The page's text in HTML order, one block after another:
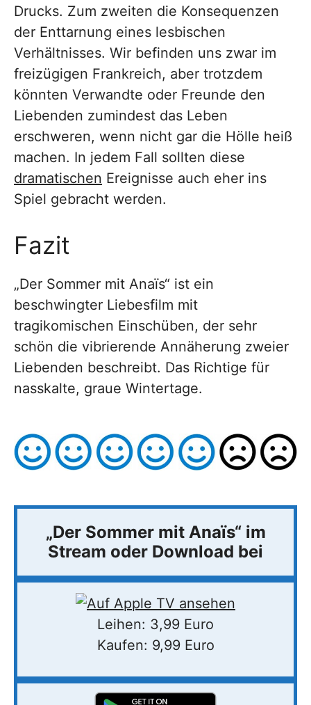
Drucks. Zum zweiten die Konsequenzen
der Enttarnung eines lesbischen
Verhältnisses. Wir befinden uns zwar im
freizügigen Frankreich, aber trotzdem
könnten Verwandte oder Freunde den
Liebenden zumindest das Leben
erschweren, wenn nicht gar die Hölle heiß
machen. In jedem Fall sollten diese
dramatischen Ereignisse auch eher ins
Spiel gebracht werden.
Fazit
„Der Sommer mit Anaïs“ ist ein
beschwingter Liebesfilm mit
tragikomischen Einschüben, der sehr
schön die vibrierende Annäherung zweier
Liebenden beschreibt. Das Richtige für
nasskalte, graue Wintertage.
„Der Sommer mit Anaïs“ im
Stream oder Download bei
Leihen: 3,99 Euro
Kaufen: 9,99 Euro